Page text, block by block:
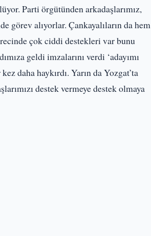
Parti örgütünden arkadaşlarımız,
görev alıyorlar. Çankayalıların da hem
çok ciddi destekleri var bunu
geldi imzalarını verdi ‘adayımı
daha haykırdı. Yarın da Yozgat’ta
destek vermeye destek olmaya